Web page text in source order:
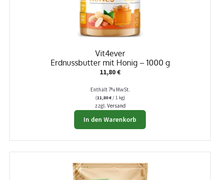
Vit4ever
Erdnussbutter mit Honig – 1000 g
11,80€
Enthält 7% MwSt.
(11,80€/ 1 kg)
zzgl. Versand
In den Warenkorb